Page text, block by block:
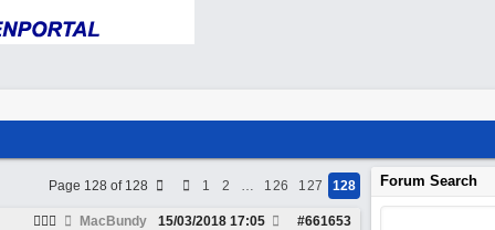
Page 128 of 128 1 2 … 126 127 128
MacBundy #661653
15/03/2018 17:05
Forum Search